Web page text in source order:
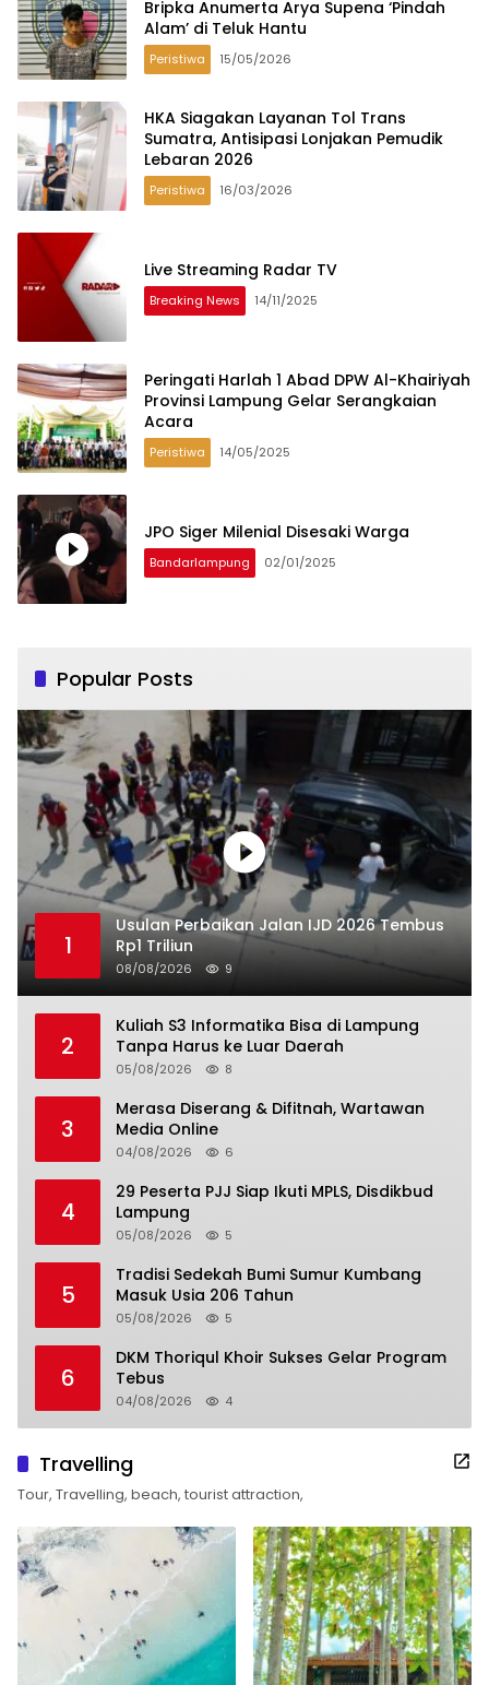
Bripka Anumerta Arya Supena ‘Pindah
Alam’ di Teluk Hantu
Peristiwa 15/05/2026
HKA Siagakan Layanan Tol Trans
Sumatra, Antisipasi Lonjakan Pemudik
Lebaran 2026
Peristiwa 16/03/2026
Live Streaming Radar TV
Breaking News 14/11/2025
Peringati Harlah 1 Abad DPW Al-Khairiyah
Provinsi Lampung Gelar Serangkaian
Acara
Peristiwa 14/05/2025
JPO Siger Milenial Disesaki Warga
Bandarlampung 02/01/2025
Popular Posts
1
Usulan Perbaikan Jalan IJD 2026 Tembus
Rp1 Triliun
08/08/2026 9
2
Kuliah S3 Informatika Bisa di Lampung
Tanpa Harus ke Luar Daerah
05/08/2026 8
3
Merasa Diserang & Difitnah, Wartawan
Media Online
04/08/2026 6
4
29 Peserta PJJ Siap Ikuti MPLS, Disdikbud
Lampung
05/08/2026 5
5
Tradisi Sedekah Bumi Sumur Kumbang
Masuk Usia 206 Tahun
05/08/2026 5
6
DKM Thoriqul Khoir Sukses Gelar Program
Tebus
04/08/2026 4
Travelling
Tour, Travelling, beach, tourist attraction,